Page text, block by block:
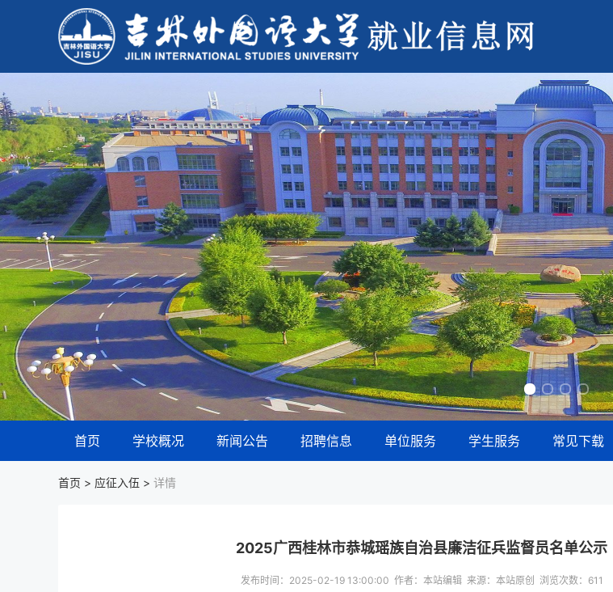
首页 学校概况 新闻公告 招聘信息 单位服务 学生服务 常见下载
首页 > 应征入伍 > 详情
2025广西桂林市恭城瑶族自治县廉洁征兵监督员名单公示
发布时间：2025-02-19 13:00:00 作者：本站编辑 来源：本站原创 浏览次数： 611